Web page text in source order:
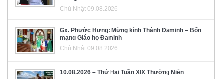
Chủ Nhật 09.08.2026
Gx. Phước Hưng: Mừng kính Thánh Đaminh – Bổn
mạng Giáo họ Đaminh
Chủ Nhật 09.08.2026
10.08.2026 – Thứ Hai Tuần XIX Thường Niên